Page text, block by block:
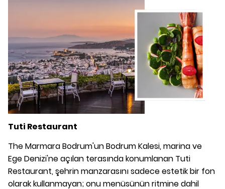
Tuti Restaurant
The Marmara Bodrum'un Bodrum Kalesi, marina ve
Ege Denizi'ne açılan terasında konumlanan Tuti
Restaurant, şehrin manzarasını sadece estetik bir fon
olarak kullanmayan; onu menüsünün ritmine dahil